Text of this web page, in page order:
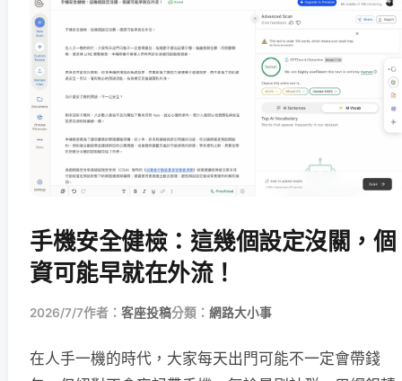
手機安全健檢：這幾個設定沒關，個
資可能早就在外流！
2026/7/7作者： 客座投稿分類： 網路大小事
在人手一機的時代，大家每天出門可能不一定會帶錢